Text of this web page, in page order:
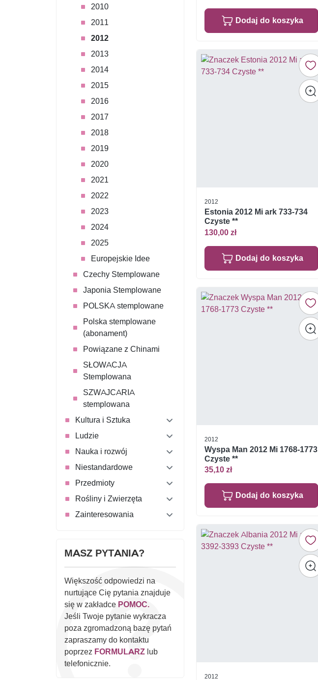
2010
2011
2012
2013
2014
2015
2016
2017
2018
2019
2020
2021
2022
2023
2024
2025
Europejskie Idee
Czechy Stemplowane
Japonia Stemplowane
POLSKA stemplowane
Polska stemplowane
(abonament)
Powiązane z Chinami
SŁOWACJA
Stemplowana
SZWAJCARIA
stemplowana
Kultura i Sztuka
Ludzie
Nauka i rozwój
Niestandardowe
Przedmioty
Rośliny i Zwierzęta
Zainteresowania
MASZ PYTANIA?
Większość odpowiedzi na
nurtujące Cię pytania znajduje
się w zakładce POMOC.
Jeśli Twoje pytanie wykracza
poza zgromadzoną bazę pytań
zapraszamy do kontaktu
poprzez FORMULARZ lub
telefonicznie.
Dodaj do koszyka
2012
Estonia 2012 Mi ark 733-734
Czyste **
130,00 zł
Dodaj do koszyka
2012
Wyspa Man 2012 Mi 1768-1773
Czyste **
35,10 zł
Dodaj do koszyka
2012